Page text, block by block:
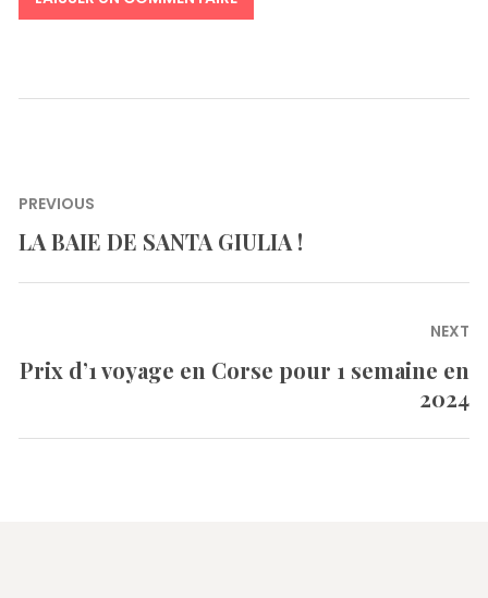
Navigation
de
PREVIOUS
Previous
LA BAIE DE SANTA GIULIA !
NEXT
Next
Prix d’1 voyage en Corse pour 1 semaine en
2024